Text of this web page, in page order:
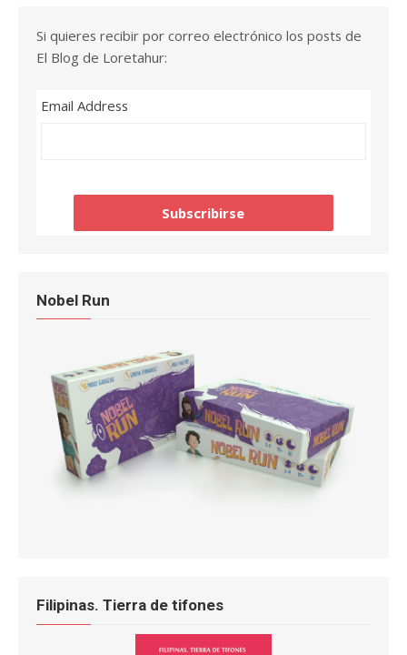
Si quieres recibir por correo electrónico los posts de
El Blog de Loretahur:
Email Address
Nobel Run
Filipinas. Tierra de tifones